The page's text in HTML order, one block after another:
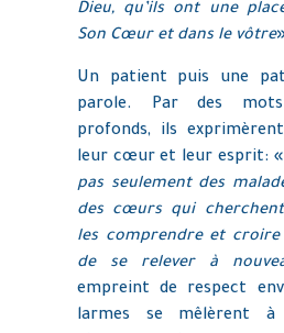
Dieu, qu’ils ont une
Son Cœur et dans le vôtre
Un patient puis une
parole. Par des
profonds, ils
leur cœur et leur esprit: «
pas seulement des
des cœurs qui
les comprendre et
de se relever à
empreint de respect
larmes se mêlèrent à